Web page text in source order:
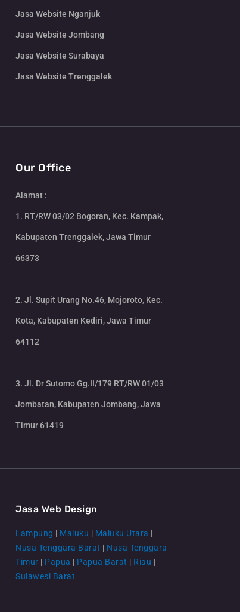
Jasa Website Nganjuk
Jasa Website Jombang
Jasa Website Surabaya
Jasa Website Trenggalek
Our Office
Alamat :
1. RT/RW 03/02 Bogoran, Kec. Kampak,
Kabupaten Trenggalek, Jawa Timur
66373
2. Jl. Supit Urang No.46, Mojoroto, Kec.
Kota, Kabupaten Kediri, Jawa Timur
64112
3. Jl. Dr Sutomo Gg.II/179 RT/RW 01/03
Jombatan, Kabupaten Jombang, Jawa
Timur 61419
Jasa Web Design
Lampung | Maluku | Maluku Utara |
Nusa Tenggara Barat | Nusa Tenggara
Timur | Papua | Papua Barat | Riau |
Sulawesi Barat